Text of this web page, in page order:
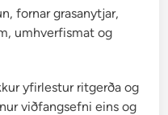
fornar grasanytjar,
umhverfismat og
yfirlestur ritgerða og
viðfangsefni eins og